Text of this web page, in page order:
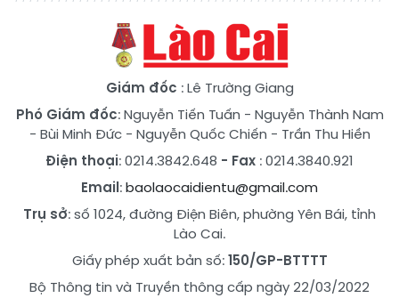
Giám đốc : Lê Trường Giang
Phó Giám đốc:Nguyễn Tiến Tuấn - Nguyễn Thành Nam
- Bùi Minh Đức- Nguyễn Quốc Chiến - Trần Thu Hiền
Điện thoại: 0214.3842.648 - Fax : 0214.3840.921
Email:baolaocaidientu@gmail.com
Trụ sở: số 1024, đường Điện Biên, phường Yên Bái, tỉnh
Lào Cai.
Giấy phép xuất bản số:150/GP-BTTTT
Bộ Thông tin và Truyền thông cấp ngày 22/03/2022